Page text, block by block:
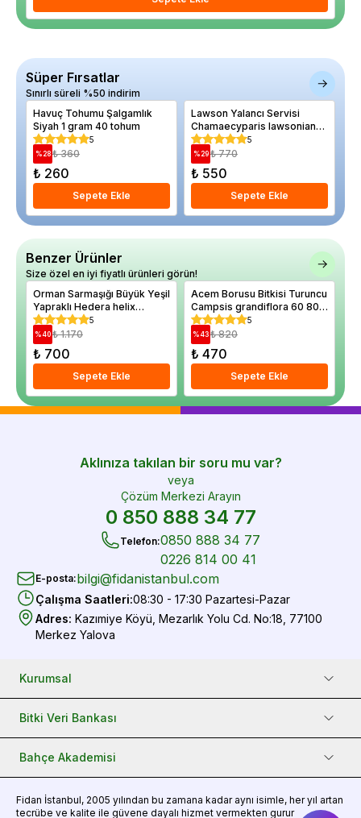
Süper Fırsatlar
Sınırlı süreli %50 indirim
Havuç Tohumu Şalgamlık
Siyah 1 gram 40 tohum
5
%28 ₺ 360
₺ 260
Sepete Ekle
Lawson Yalancı Servisi
Chamaecyparis lawsoniana
Ellwoodii 20 30 cm
5
%29 ₺ 770
₺ 550
Sepete Ekle
Benzer Ürünler
Size özel en iyi fiyatlı ürünleri görün!
Orman Sarmaşığı Büyük Yeşil
Yapraklı Hedera helix
Hibernica Irish 80 100 cm
Saksıda
5
%40 ₺ 1.170
₺ 700
Sepete Ekle
Acem Borusu Bitkisi Turuncu
Campsis grandiflora 60 80
cm Saksıda5
%43 ₺ 820
₺ 470
Sepete Ekle
Aklınıza takılan bir soru mu var?
veya
Çözüm Merkezi Arayın
0 850 888 34 77
Telefon:0850 888 34 77
0226 814 00 41
E-posta:bilgi@fidanistanbul.com
Çalışma Saatleri:08:30 - 17:30 Pazartesi-Pazar
Adres: Kazımiye Köyü, Mezarlık Yolu Cd. No:18, 77100
Merkez Yalova
Kurumsal
Bitki Veri Bankası
Bahçe Akademisi
Fidan İstanbul, 2005 yılından bu zamana kadar aynı isimle, her yıl artan
tecrübe ve kalite ile güvene dayalı hizmet vermekten gurur